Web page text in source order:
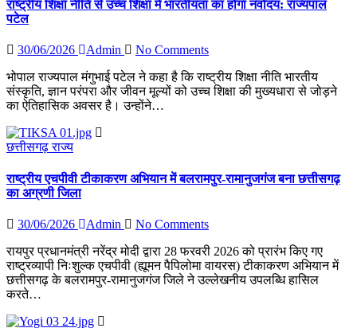
राष्ट्रीय शिक्षा नीति से उच्च शिक्षा में भारतीयता का होगा नवोदय: राज्यपाल
पटेल
30/06/2026 Admin
No Comments
भोपाल राज्यपाल मंगुभाई पटेल ने कहा है कि राष्ट्रीय शिक्षा नीति भारतीय
संस्कृति, ज्ञान परंपरा और जीवन मूल्यों को उच्च शिक्षा की मुख्यधारा से जोड़ने
का ऐतिहासिक अवसर है। उन्होंने…
छत्तीसगढ़राज्य
राष्ट्रीय एचपीवी टीकाकरण अभियान में बलरामपुर-रामानुजगंज बना छत्तीसगढ़
का अग्रणी जिला
30/06/2026 Admin
No Comments
रायपुर प्रधानमंत्री नरेंद्र मोदी द्वारा 28 फरवरी 2026 को प्रारंभ किए गए
राष्ट्रव्यापी निःशुल्क एचपीवी (ह्यूमन पैपिलोमा वायरस) टीकाकरण अभियान में
छत्तीसगढ़ के बलरामपुर-रामानुजगंज जिले ने उल्लेखनीय उपलब्धि हासिल
करते…